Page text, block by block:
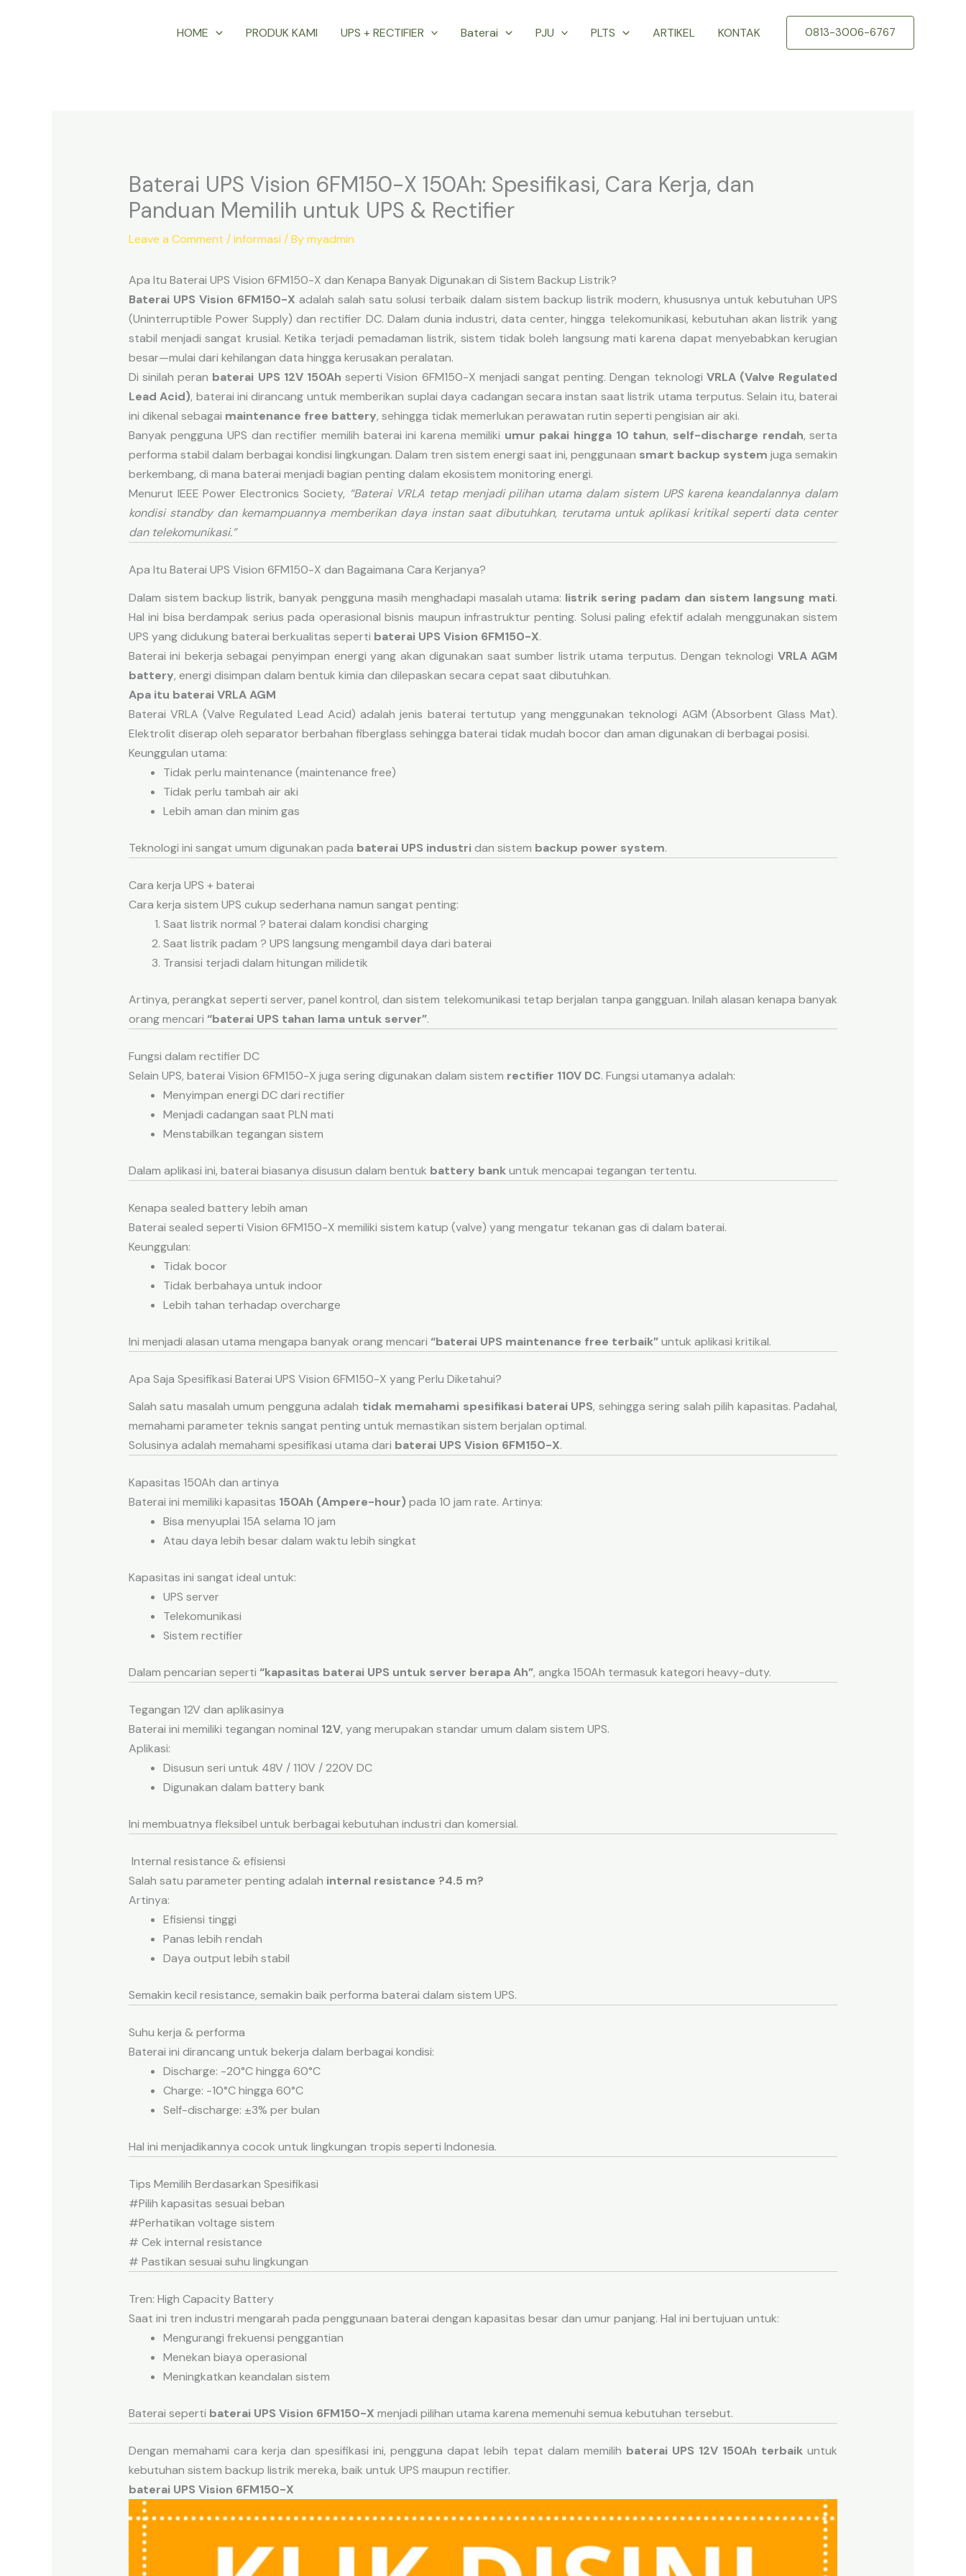
HOME PRODUK KAMI UPS + RECTIFIER Baterai PJU PLTS ARTIKEL KONTAK 0813-3006-6767
Baterai UPS Vision 6FM150-X 150Ah: Spesifikasi, Cara Kerja, dan
Panduan Memilih untuk UPS & Rectifier
Leave a Comment /informasi / Bymyadmin
Apa Itu Baterai UPS Vision 6FM150-X dan Kenapa Banyak Digunakan di Sistem Backup Listrik?
Baterai UPS Vision 6FM150-X adalah salah satu solusi terbaik dalam sistem backup listrik modern, khususnya untuk kebutuhan UPS
(Uninterruptible Power Supply) dan rectifier DC. Dalam dunia industri, data center, hingga telekomunikasi, kebutuhan akan listrik yang
stabil menjadi sangat krusial. Ketika terjadi pemadaman listrik, sistem tidak boleh langsung mati karena dapat menyebabkan kerugian
besar—mulai dari kehilangan data hingga kerusakan peralatan.
Di sinilah peran baterai UPS 12V 150Ah seperti Vision 6FM150-X menjadi sangat penting. Dengan teknologi VRLA (Valve Regulated
Lead Acid), baterai ini dirancang untuk memberikan suplai daya cadangan secara instan saat listrik utama terputus. Selain itu, baterai
ini dikenal sebagai maintenance free battery, sehingga tidak memerlukan perawatan rutin seperti pengisian air aki.
Banyak pengguna UPS dan rectifier memilih baterai ini karena memiliki umur pakai hingga 10 tahun, self-discharge rendah, serta
performa stabil dalam berbagai kondisi lingkungan. Dalam tren sistem energi saat ini, penggunaan smart backup system juga semakin
berkembang, di mana baterai menjadi bagian penting dalam ekosistem monitoring energi.
Menurut IEEE Power Electronics Society, “Baterai VRLA tetap menjadi pilihan utama dalam sistem UPS karena keandalannya dalam
kondisi standby dan kemampuannya memberikan daya instan saat dibutuhkan, terutama untuk aplikasi kritikal seperti data center
dan telekomunikasi.”
Apa Itu Baterai UPS Vision 6FM150-X dan Bagaimana Cara Kerjanya?
Dalam sistem backup listrik, banyak pengguna masih menghadapi masalah utama: listrik sering padam dan sistem langsung mati.
Hal ini bisa berdampak serius pada operasional bisnis maupun infrastruktur penting. Solusi paling efektif adalah menggunakan sistem
UPS yang didukung baterai berkualitas seperti baterai UPS Vision 6FM150-X.
Baterai ini bekerja sebagai penyimpan energi yang akan digunakan saat sumber listrik utama terputus. Dengan teknologi VRLA AGM
battery, energi disimpan dalam bentuk kimia dan dilepaskan secara cepat saat dibutuhkan.
Apa itu baterai VRLA AGM
Baterai VRLA (Valve Regulated Lead Acid) adalah jenis baterai tertutup yang menggunakan teknologi AGM (Absorbent Glass Mat).
Elektrolit diserap oleh separator berbahan fiberglass sehingga baterai tidak mudah bocor dan aman digunakan di berbagai posisi.
Keunggulan utama:
Tidak perlu maintenance (maintenance free)
Tidak perlu tambah air aki
Lebih aman dan minim gas
Teknologi ini sangat umum digunakan pada baterai UPS industri dan sistem backup power system.
Cara kerja UPS + baterai
Cara kerja sistem UPS cukup sederhana namun sangat penting:
Saat listrik normal ? baterai dalam kondisi charging
Saat listrik padam ? UPS langsung mengambil daya dari baterai
Transisi terjadi dalam hitungan milidetik
Artinya, perangkat seperti server, panel kontrol, dan sistem telekomunikasi tetap berjalan tanpa gangguan. Inilah alasan kenapa banyak
orang mencari “baterai UPS tahan lama untuk server”.
Fungsi dalam rectifier DC
Selain UPS, baterai Vision 6FM150-X juga sering digunakan dalam sistem rectifier 110V DC. Fungsi utamanya adalah:
Menyimpan energi DC dari rectifier
Menjadi cadangan saat PLN mati
Menstabilkan tegangan sistem
Dalam aplikasi ini, baterai biasanya disusun dalam bentuk battery bankuntuk mencapai tegangan tertentu.
Kenapa sealed battery lebih aman
Baterai sealed seperti Vision 6FM150-X memiliki sistem katup (valve) yang mengatur tekanan gas di dalam baterai.
Keunggulan:
Tidak bocor
Tidak berbahaya untuk indoor
Lebih tahan terhadap overcharge
Ini menjadi alasan utama mengapa banyak orang mencari “baterai UPS maintenance free terbaik”untuk aplikasi kritikal.
Apa Saja Spesifikasi Baterai UPS Vision 6FM150-X yang Perlu Diketahui?
Salah satu masalah umum pengguna adalah tidak memahami spesifikasi baterai UPS, sehingga sering salah pilih kapasitas. Padahal,
memahami parameter teknis sangat penting untuk memastikan sistem berjalan optimal.
Solusinya adalah memahami spesifikasi utama dari baterai UPS Vision 6FM150-X.
Kapasitas 150Ah dan artinya
Baterai ini memiliki kapasitas 150Ah (Ampere-hour) pada 10 jam rate. Artinya:
Bisa menyuplai 15A selama 10 jam
Atau daya lebih besar dalam waktu lebih singkat
Kapasitas ini sangat ideal untuk:
UPS server
Telekomunikasi
Sistem rectifier
Dalam pencarian seperti “kapasitas baterai UPS untuk server berapa Ah”, angka 150Ah termasuk kategori heavy-duty.
Tegangan 12V dan aplikasinya
Baterai ini memiliki tegangan nominal 12V, yang merupakan standar umum dalam sistem UPS.
Aplikasi:
Disusun seri untuk 48V / 110V / 220V DC
Digunakan dalam battery bank
Ini membuatnya fleksibel untuk berbagai kebutuhan industri dan komersial.
Internal resistance & efisiensi
Salah satu parameter penting adalah internal resistance ?4.5 m?
Artinya:
Efisiensi tinggi
Panas lebih rendah
Daya output lebih stabil
Semakin kecil resistance, semakin baik performa baterai dalam sistem UPS.
Suhu kerja & performa
Baterai ini dirancang untuk bekerja dalam berbagai kondisi:
Discharge: -20°C hingga 60°C
Charge: -10°C hingga 60°C
Self-discharge: ±3% per bulan
Hal ini menjadikannya cocok untuk lingkungan tropis seperti Indonesia.
Tips Memilih Berdasarkan Spesifikasi
#Pilih kapasitas sesuai beban
#Perhatikan voltage sistem
# Cek internal resistance
# Pastikan sesuai suhu lingkungan
Tren: High Capacity Battery
Saat ini tren industri mengarah pada penggunaan baterai dengan kapasitas besar dan umur panjang. Hal ini bertujuan untuk:
Mengurangi frekuensi penggantian
Menekan biaya operasional
Meningkatkan keandalan sistem
Baterai seperti baterai UPS Vision 6FM150-X menjadi pilihan utama karena memenuhi semua kebutuhan tersebut.
Dengan memahami cara kerja dan spesifikasi ini, pengguna dapat lebih tepat dalam memilih baterai UPS 12V 150Ah terbaik untuk
kebutuhan sistem backup listrik mereka, baik untuk UPS maupun rectifier.
baterai UPS Vision 6FM150-X